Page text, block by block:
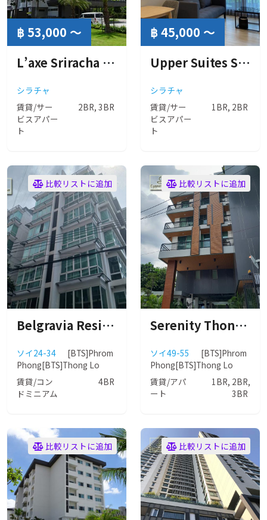
฿ 53,000 ～
L’axe Sriracha JALUX SERVICED RESIDENCE（ラグゼ シラチャ ジャルックス サービスレジデンス）
シラチャ
賃貸/サー
ビスアパー
ト
2BR, 3BR
฿ 45,000 ～
Upper Suites Sriracha ( アッパー スイート シーラチャ )
シラチャ
賃貸/サー
ビスアパー
ト
1BR, 2BR
比較リストに追加
Belgravia Residences (ベルグラビア レジデンス)
ソイ24-34
[BTS]Phrom
Phong[BTS]Thong Lo
賃貸/コン
ドミニアム
4BR
比較リストに追加
Serenity Thonglor (セレニティ トンロー)
ソイ49-55
[BTS]Phrom
Phong[BTS]Thong Lo
賃貸/アパ
ート
1BR, 2BR,
3BR
比較リストに追加 比較リストに追加